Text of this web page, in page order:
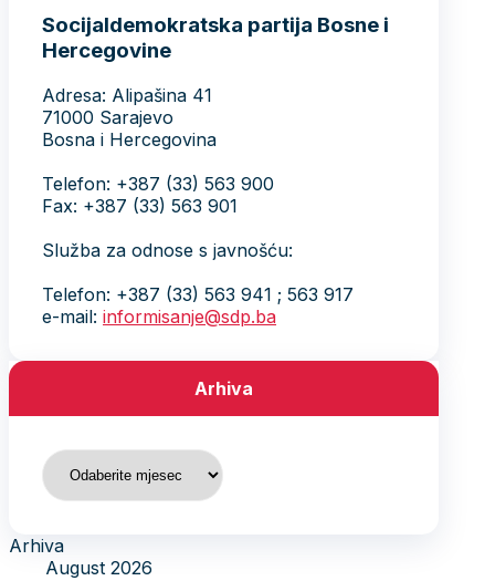
Socijaldemokratska partija Bosne i
Hercegovine
Adresa: Alipašina 41
71000 Sarajevo
Bosna i Hercegovina
Telefon: +387 (33) 563 900
Fax: +387 (33) 563 901
Služba za odnose s javnošću:
Telefon: +387 (33) 563 941 ; 563 917
e-mail: informisanje@sdp.ba
Arhiva
Arhiva
Arhiva
August 2026